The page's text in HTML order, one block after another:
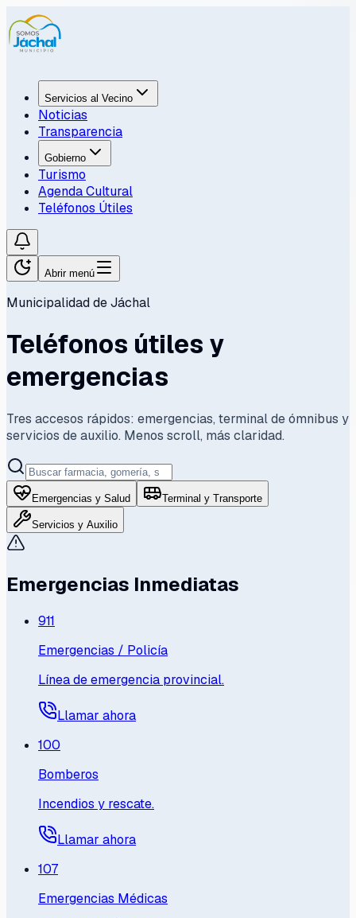
Servicios al Vecino
Noticias
Transparencia
Gobierno
Turismo
Agenda Cultural
Teléfonos Útiles
Abrir menú
Municipalidad de Jáchal
Teléfonos útiles y
emergencias
Tres accesos rápidos: emergencias, terminal de ómnibus y
servicios de auxilio. Menos scroll, más claridad.
Emergencias y Salud Terminal y Transporte
Servicios y Auxilio
Emergencias Inmediatas
911
Emergencias / Policía
Línea de emergencia provincial.
Llamar ahora
100
Bomberos
Incendios y rescate.
Llamar ahora
107
Emergencias Médicas